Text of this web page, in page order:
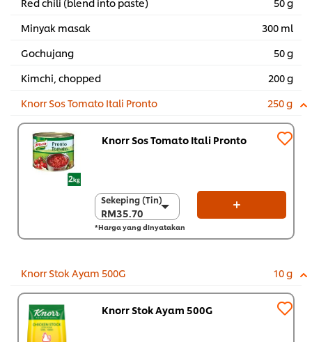
Red chili (blend into paste)
50 g
Minyak masak
300 ml
Gochujang
50 g
Kimchi, chopped
200 g
Knorr Sos Tomato Itali Pronto
250 g
Knorr Sos Tomato Itali Pronto
Sekeping (Tin)
RM35.70
Sekeping (Tin)
RM35.70
Sekarton (6 x 2 kg)
*Harga yang dinyatakan
Knorr Stok Ayam 500G 10 g
Knorr Stok Ayam 500G